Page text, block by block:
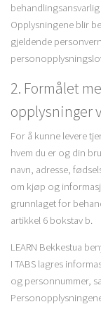
Opplysningene blir
gjeldende
2. Formålet
opplysninger
For å kunne levere
hvem du er og din
navn, adresse,
om kjøp og
grunnlaget for
artikkel 6 bokstav b.
LEARN Bekkestua
I TABS lagres
og personnummer,